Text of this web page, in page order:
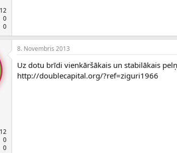
0
0
0
0
8. Novembris 2013
Uz dotu brīdi vienkāršākais un stabilākais
http://doublecapital.org/?ref=ziguri1966